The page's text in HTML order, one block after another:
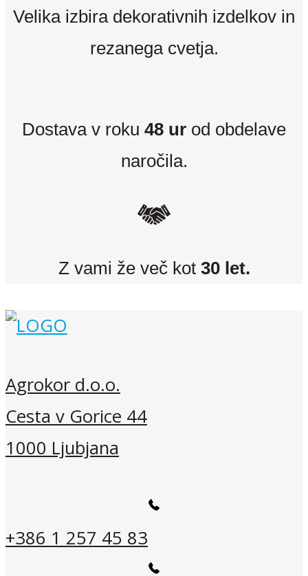
Velika izbira dekorativnih izdelkov in
rezanega cvetja.
Dostava v roku 48 ur od obdelave
naročila.
Z vami že več kot 30 let.
Agrokor d.o.o.
Cesta v Gorice 44
1000 Ljubjana
+386 1 257 45 83